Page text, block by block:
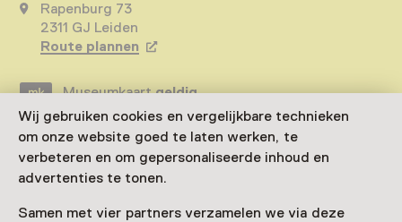
Wij gebruiken cookies en vergelijkbare technieken
om onze website goed te laten werken, te
verbeteren en om gepersonaliseerde inhoud en
advertenties te tonen.
Samen met vier partners verzamelen we via deze
Rapenburg 73
2311 GJ Leiden
Route plannen Opent in een nieuw tabblad
Museumkaartgeldig
Bezoek museumpagina